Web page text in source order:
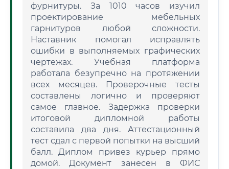
фурнитуры. За 1010 часов изучил
проектирование мебельных
гарнитуров любой сложности.
Наставник помогал исправлять
ошибки в выполняемых графических
чертежах. Учебная платформа
работала безупречно на протяжении
всех месяцев. Проверочные тесты
составлены логично и проверяют
самое главное. Задержка проверки
итоговой дипломной работы
составила два дня. Аттестационный
тест сдал с первой попытки на высший
балл. Диплом привез курьер прямо
домой. Документ занесен в ФИС